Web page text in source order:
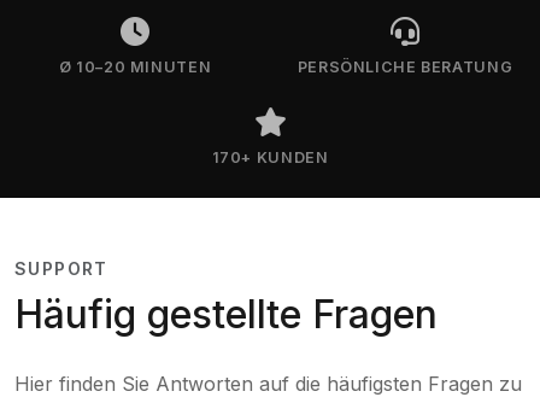
Ø 10–20 MINUTEN PERSÖNLICHE BERATUNG
170+ KUNDEN
SUPPORT
Häufig gestellte Fragen
Hier finden Sie Antworten auf die häufigsten Fragen zu